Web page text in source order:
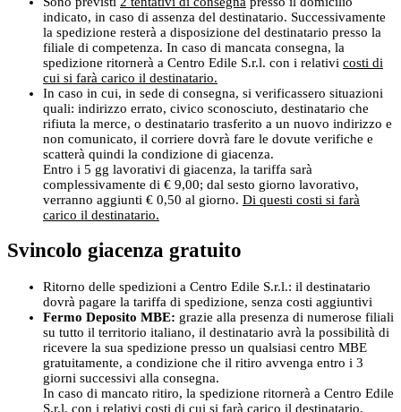
indicato, in caso di assenza del destinatario. Successivamente
la spedizione resterà a disposizione del destinatario presso la
filiale di competenza. In caso di mancata consegna, la
spedizione ritornerà a Centro Edile S.r.l. con i relativi costi di
cui si farà carico il destinatario.
In caso in cui, in sede di consegna, si verificassero situazioni
quali: indirizzo errato, civico sconosciuto, destinatario che
rifiuta la merce, o destinatario trasferito a un nuovo indirizzo e
non comunicato, il corriere dovrà fare le dovute verifiche e
scatterà quindi la condizione di giacenza.
Entro i 5 gg lavorativi di giacenza, la tariffa sarà
complessivamente di € 9,00; dal sesto giorno lavorativo,
verranno aggiunti € 0,50 al giorno. Di questi costi si farà
carico il destinatario.
Svincolo giacenza gratuito
Ritorno delle spedizioni a Centro Edile S.r.l.: il destinatario
dovrà pagare la tariffa di spedizione, senza costi aggiuntivi
Fermo Deposito MBE: grazie alla presenza di numerose filiali
su tutto il territorio italiano, il destinatario avrà la possibilità di
ricevere la sua spedizione presso un qualsiasi centro MBE
gratuitamente, a condizione che il ritiro avvenga entro i 3
giorni successivi alla consegna.
In caso di mancato ritiro, la spedizione ritornerà a Centro Edile
S.r.l. con i relativi costi di cui si farà carico il destinatario.